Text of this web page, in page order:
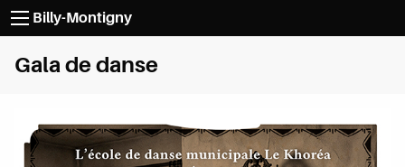
Passer au contenu
Billy-Montigny
Gala de danse